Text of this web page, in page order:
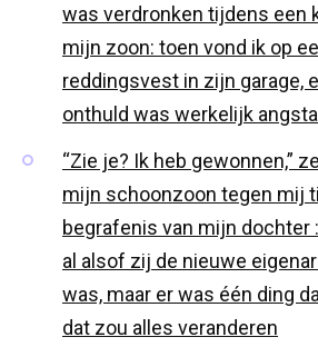
was verdronken tijdens een
mijn zoon: toen vond ik op
reddingsvest in zijn garage,
onthuld was werkelijk
“Zie je? Ik heb gewonnen,”
mijn schoonzoon tegen mij
begrafenis van mijn dochter
al alsof zij de nieuwe
was, maar er was één ding
dat zou alles veranderen